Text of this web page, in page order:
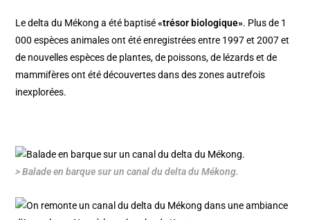
Le delta du Mékong a été baptisé«trésor biologique». Plus de 1
000 espèces animales ont été enregistrées entre 1997 et 2007 et
de nouvelles espèces de plantes, de poissons, de lézards et de
mammifères ont été découvertes dans des zones autrefois
inexplorées.
> Balade en barque sur un canal du delta du Mékong.